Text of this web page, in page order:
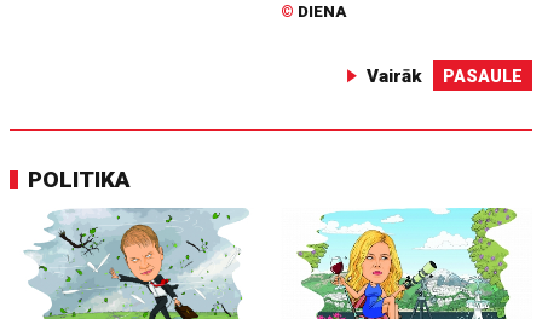
© DIENA
Vairāk PASAULE
POLITIKA